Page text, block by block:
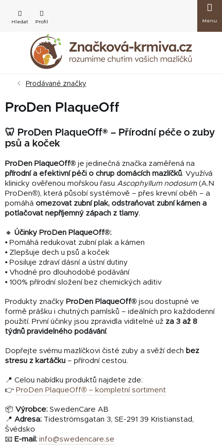
obsah
košík
Prodávané značky
ProDen PlaqueOff
🦷 ProDen PlaqueOff® – Přírodní péče o zuby
psů a koček
ProDen PlaqueOff® je jedinečná značka zaměřená na
přírodní a efektivní péči o chrup domácích mazlíčků. Využívá
klinicky ověřenou mořskou řasu Ascophyllum nodosum(A.N
ProDen®), která působí systémově – přes krevní oběh – a
pomáhá omezovat zubní plak, odstraňovat zubní kámen a
potlačovat nepříjemný zápach z tlamy.
🔸 Účinky ProDen PlaqueOff®:
• Pomáhá redukovat zubní plak a kámen
• Zlepšuje dech u psů a koček
• Posiluje zdraví dásní a ústní dutiny
• Vhodné pro dlouhodobé podávání
• 100% přírodní složení bez chemických aditiv
Produkty značky ProDen PlaqueOff® jsou dostupné ve
formě prášku i chutných pamlsků – ideálních pro každodenní
použití. První účinky jsou zpravidla viditelné už za 3 až 8
týdnů pravidelného podávání.
Dopřejte svému mazlíčkovi čisté zuby a svěží dech bez
stresu z kartáčku – přírodní cestou.
📍 Celou nabídku produktů najdete zde:
👉 ProDen PlaqueOff® – kompletní sortiment
📦 Výrobce: SwedenCare AB
📍 Adresa: Tideströmsgatan 3, SE-291 39 Kristianstad,
Švédsko
📧 E-mail: info@swedencare.se